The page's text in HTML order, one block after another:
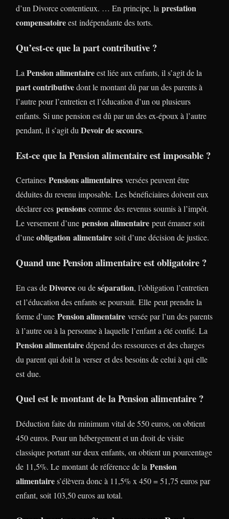
d’un Divorce contentieux. … En principe, la prestation
compensatoireest indépendante des torts.
Qu’est-ce que la part contributive ?
La Pension alimentaireest liée aux enfants, il s’agit de la
part contributivedont le montant dû par un des parents à
l’autre pour l’entretien et l’éducation d’un ou plusieurs
enfants. Si une pension est dû par un des ex-époux à l’autre
pendant, il s’agit du Devoir de secours.
Est-ce que la Pension alimentaire est imposable ?
Certaines Pensions alimentaires versées peuvent être
déduites du revenu imposable. Les bénéficiaires doivent eux
déclarer ces pensions comme des revenus soumis à l’impôt.
Le versement d’une pension alimentaire peut émaner soit
d’uneobligation alimentaire soit d’une décision de justice.
Quand une Pension alimentaire est obligatoire ?
En cas deDivorceou deséparation, l’obligation l’entretien
et l’éducation des enfants se poursuit. Elle peut prendre la
forme d’une Pension alimentaire versée par l’un des parents
à l’autre ou à la personne à laquelle l’enfant a été confié. La
Pension alimentairedépend des ressources et des charges
du parent qui doit la verser et des besoins de celui à qui elle
est due.
Quel est le montant de la Pension alimentaire ?
Déduction faite du minimum vital de 550 euros, on obtient
450 euros. Pour un hébergement et un droit de visite
classique portant sur deux enfants, on obtient un pourcentage
de 11,5%. Le montant de référence de la Pension
alimentaires’élèvera donc à 11,5% x 450 = 51,75 euros par
enfant, soit 103,50 euros au total.